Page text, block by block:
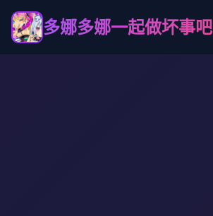
多娜多娜一起做坏事吧